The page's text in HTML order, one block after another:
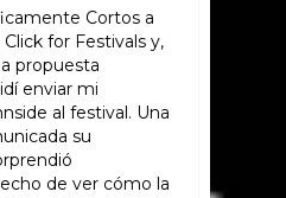
Cortos a
for Festivals y,
propuesta
enviar mi
al festival. Una
su
de ver cómo la